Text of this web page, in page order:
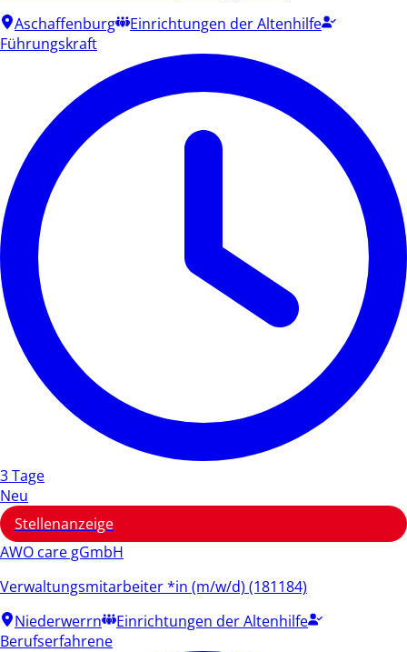
Aschaffenburg
Einrichtungen der Altenhilfe
Führungskraft
3 Tage
Neu
Stellenanzeige
AWO care gGmbH
Verwaltungsmitarbeiter *in (m/w/d) (181184)
Niederwerrn
Einrichtungen der Altenhilfe
Berufserfahrene